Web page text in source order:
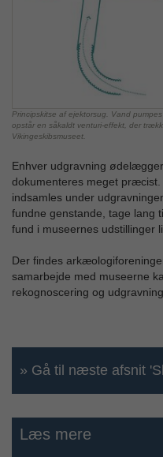
Principskitse af ejektorsug. Vand
opstår en såkaldt venturi-effekt, der
Vikingeskibsmuseet.
Enhver udgravning
dokumenteres meget
indsamles under
fundne genstande, tage lang
fund i museernes udstillinger
Der findes
samarbejde med museerne
rekognoscering og
» Gå til næste afsnit
Læs mere